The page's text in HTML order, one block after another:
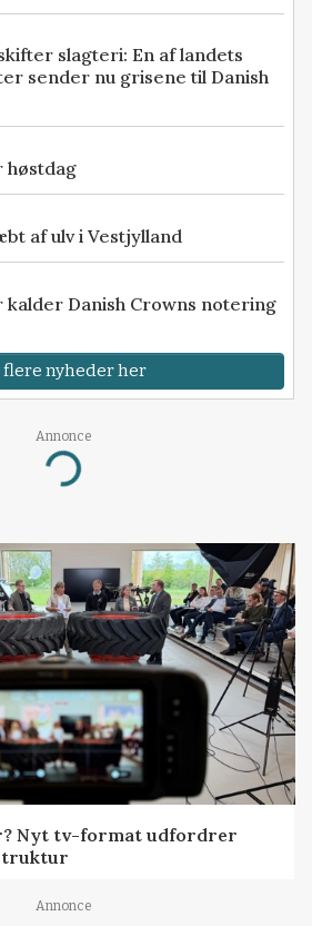
slagteri: En af landets
sender nu grisene til Danish
høstdag
af ulv i Vestjylland
kalder Danish Crowns notering
flere nyheder her
Annonce
Loading...
Nyt tv-format udfordrer
Annonce